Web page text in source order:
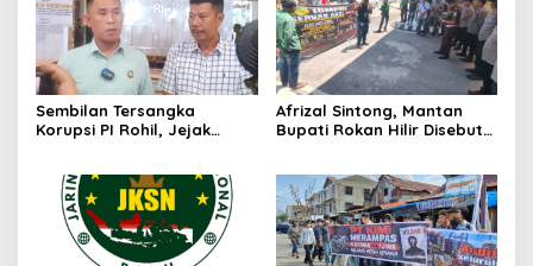
Sembilan Tersangka
Korupsi PI Rohil, Jejak
Afrizal Sintong, Mantan
Bupati Rokan Hilir Disebut
Desak Usut Dividen Rp331,7
Miliar